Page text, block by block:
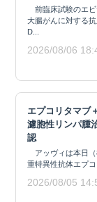
前臨床試験のエビ
大腸がんに対する
D...
2026/08/06
エプコリタマブ
濾胞性リンパ腫
認
アッヴィは本日（
重特異性抗体エプ
2026/08/05